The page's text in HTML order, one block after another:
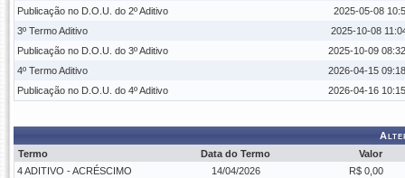
Publicação no D.O.U. do 2º Aditivo
2025-05-08
3º Termo Aditivo
2025-10-08
Publicação no D.O.U. do 3º Aditivo
2025-10-09
4º Termo Aditivo
2026-04-15
Publicação no D.O.U. do 4º Aditivo
2026-04-16
Termo
Data do Termo
Valor
4 ADITIVO - ACRÉSCIMO
14/04/2026
R$ 0,00